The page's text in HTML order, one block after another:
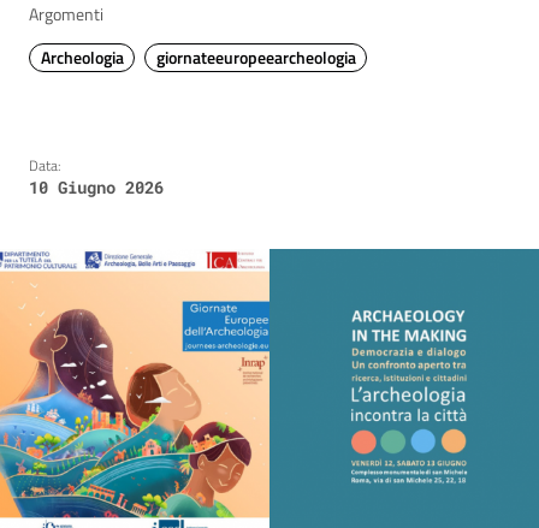
Argomenti
Archeologia
giornateeuropeearcheologia
Data:
10 Giugno 2026